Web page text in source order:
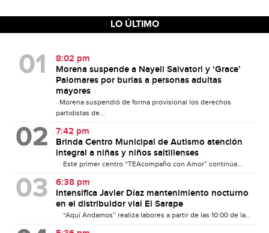
LO ÚLTIMO
8:02 pm
Morena suspende a Nayeli Salvatori y ‘Grace’
Palomares por burlas a personas adultas
mayores
Morena suspendió de forma provisional los derechos
partidistas de...
7:42 pm
Brinda Centro Municipal de Autismo atención
integral a niñas y niños saltillenses
Este primer centro “TEAcompaño con Amor” continúa...
6:38 pm
Intensifica Javier Díaz mantenimiento nocturno
en el distribuidor vial El Sarape
“Aquí Andamos” realiza labores a partir de las 10:00 de la...